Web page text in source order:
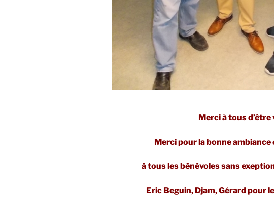
Merci à tous d’être
Merci pour la bonne
à tous les bénévoles sans
Eric Beguin, Djam, Gérard pour